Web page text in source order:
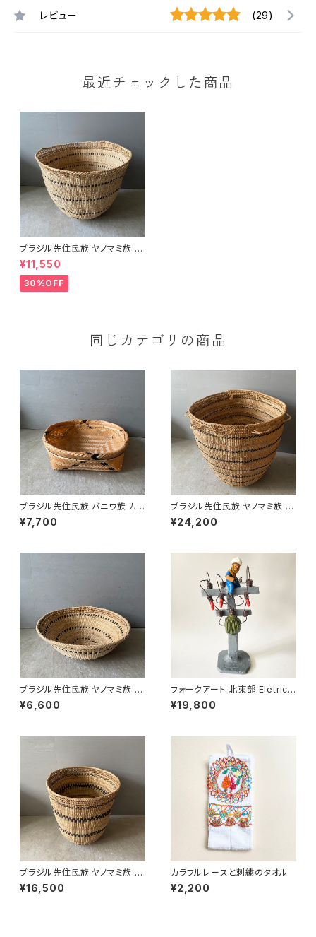
レビュー (29)
最近チェックした商品
ブラジル先住民族 ヤノマミ族 カ
ゴ '25（２）アウトレット
¥11,550
30%OFF
同じカテゴリの商品
ブラジル先住民族 バニワ族 カゴ
’25 （８）
¥7,700
ブラジル先住民族 ヤノマミ族 カ
ゴ '25（１）
¥24,200
ブラジル先住民族 ヤノマミ族 カ
ゴ '25（５）
¥6,600
フォークアート 北東部 Eletrici
sta 電気工事士 LUIS ANTO
NIO
¥19,800
ブラジル先住民族 ヤノマミ族 カ
ゴ '25（４）
¥16,500
カラフルレースと刺繍のタオル
¥2,200